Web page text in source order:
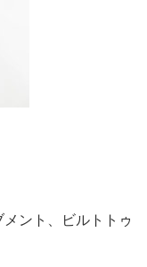
ント、ビルトトゥ